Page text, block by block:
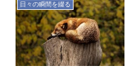
日々の瞬間を綴る